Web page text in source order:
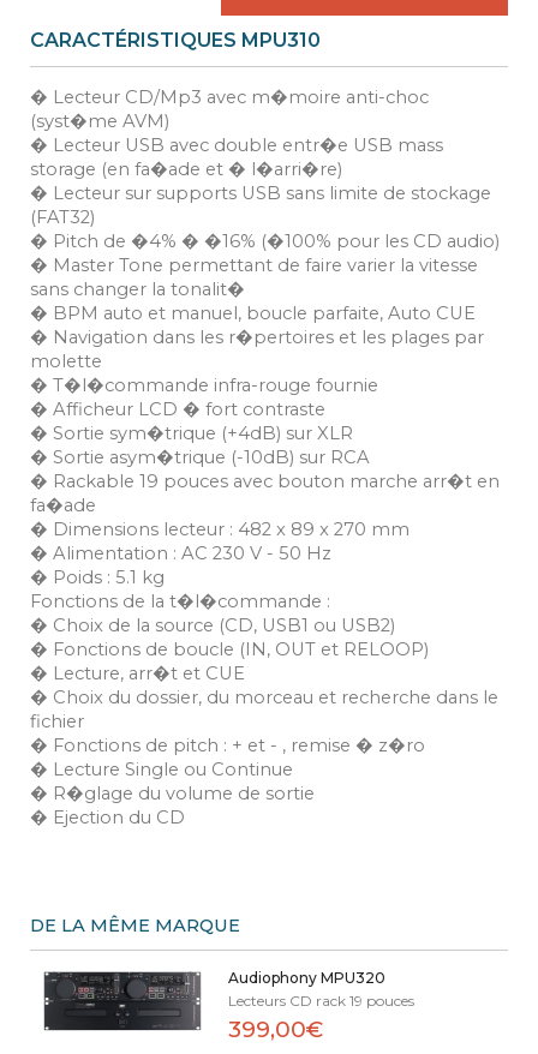
CARACTÉRISTIQUES MPU310
� Lecteur CD/Mp3 avec m�moire anti-choc
(syst�me AVM)
� Lecteur USB avec double entr�e USB mass
storage (en fa�ade et � l�arri�re)
� Lecteur sur supports USB sans limite de stockage
(FAT32)
� Pitch de �4% � �16% (�100% pour les CD audio)
� Master Tone permettant de faire varier la vitesse
sans changer la tonalit�
� BPM auto et manuel, boucle parfaite, Auto CUE
� Navigation dans les r�pertoires et les plages par
molette
� T�l�commande infra-rouge fournie
� Afficheur LCD � fort contraste
� Sortie sym�trique (+4dB) sur XLR
� Sortie asym�trique (-10dB) sur RCA
� Rackable 19 pouces avec bouton marche arr�t en
fa�ade
� Dimensions lecteur : 482 x 89 x 270 mm
� Alimentation : AC 230 V - 50 Hz
� Poids : 5.1 kg
Fonctions de la t�l�commande :
� Choix de la source (CD, USB1 ou USB2)
� Fonctions de boucle (IN, OUT et RELOOP)
� Lecture, arr�t et CUE
� Choix du dossier, du morceau et recherche dans le
fichier
� Fonctions de pitch : + et - , remise � z�ro
� Lecture Single ou Continue
� R�glage du volume de sortie
� Ejection du CD
DE LA MÊME MARQUE
Audiophony MPU320
Lecteurs CD rack 19 pouces
399,00€